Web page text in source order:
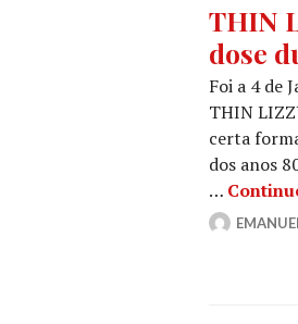
THIN
dose
Foi a 4 de
THIN
certa
dos anos
…